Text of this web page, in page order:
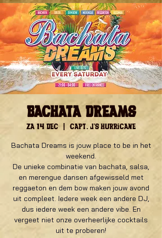
Bachata Dreams
za 14 dec
  |
Capt. J's Hurricane
Bachata Dreams is jouw place to be in het
weekend.
De unieke combinatie van bachata, salsa,
en merengue dansen afgewisseld met
reggaeton en dem bow maken jouw avond
uit compleet. Iedere week een andere DJ,
dus iedere week een andere vibe. En
vergeet niet onze overheerlijke cocktails
uit te proberen!